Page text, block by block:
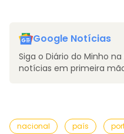
Google Notícias
Siga o Diário do Minho
notícias em primeira
nacional país